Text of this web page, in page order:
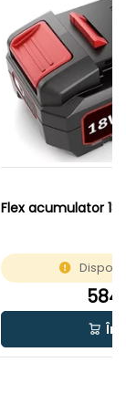
Flex acumulator 18
584
În